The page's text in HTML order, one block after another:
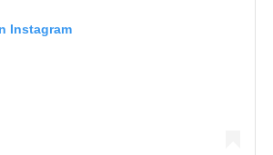
Instagram